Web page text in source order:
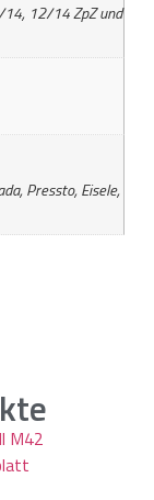
12/14 ZpZ und
Pressto, Eisele,